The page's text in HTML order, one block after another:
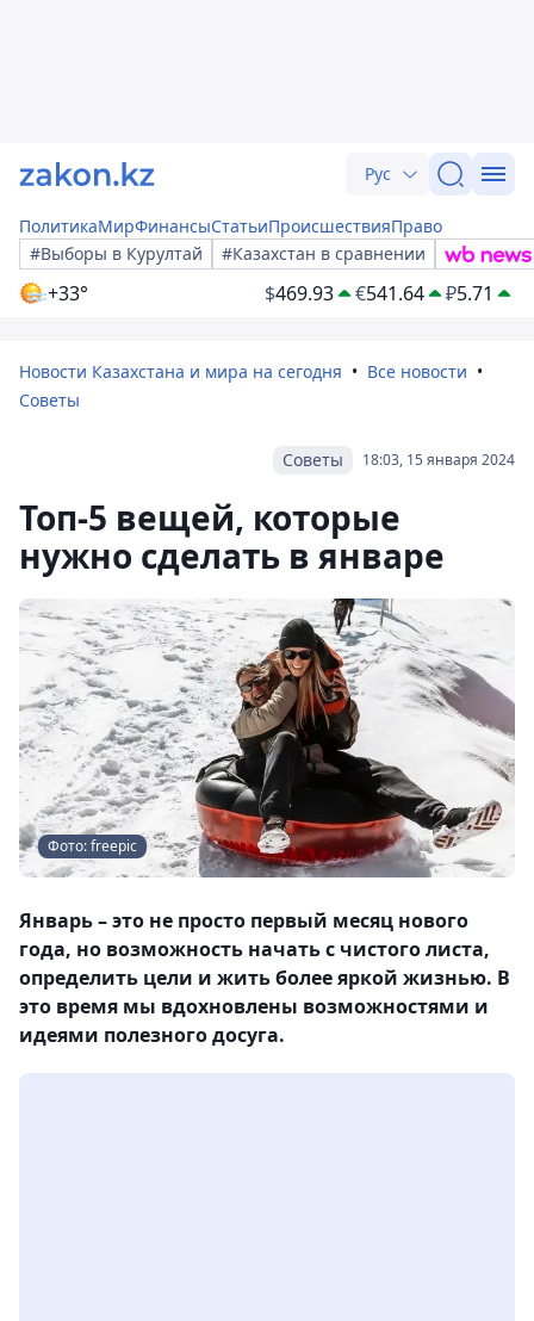
Рус
ПолитикаМирФинансыСтатьиПроисшествияПраво
#Выборы в Курултай
#Казахстан в сравнении
+33° $469.93 €541.64 ₽5.71
Новости Казахстана и мира на сегодня
Все новости
Советы
18:03, 15 января 2024
Советы
Топ-5 вещей, которые
нужно сделать в январе
Фото: freepic
Январь – это не просто первый месяц нового
года, но возможность начать с чистого листа,
определить цели и жить более яркой жизнью. В
это время мы вдохновлены возможностями и
идеями полезного досуга.